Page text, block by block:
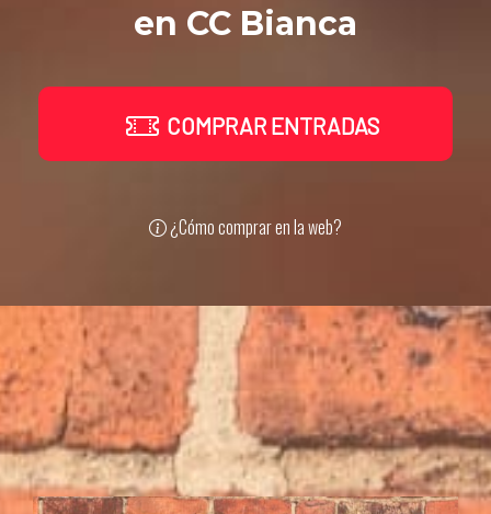
en CC Bianca
COMPRAR ENTRADAS
¿Cómo comprar en la web?